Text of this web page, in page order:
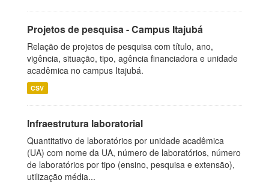
Projetos de pesquisa - Campus Itajubá
Relação de projetos de pesquisa com título, ano,
vigência, situação, tipo, agência financiadora e unidade
acadêmica no campus Itajubá.
CSV
Infraestrutura laboratorial
Quantitativo de laboratórios por unidade acadêmica
(UA) com nome da UA, número de laboratórios, número
de laboratórios por tipo (ensino, pesquisa e extensão),
utilização média...